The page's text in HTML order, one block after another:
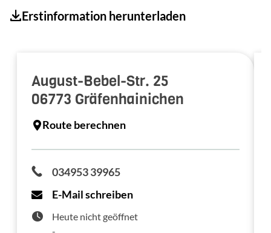
Erstinformation herunterladen
August-Bebel-Str. 25
06773 Gräfenhainichen
Route berechnen
034953 39965
E-Mail schreiben
Heute nicht geöffnet
-